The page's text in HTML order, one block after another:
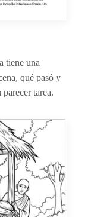
tiene una
qué pasó y
tarea.